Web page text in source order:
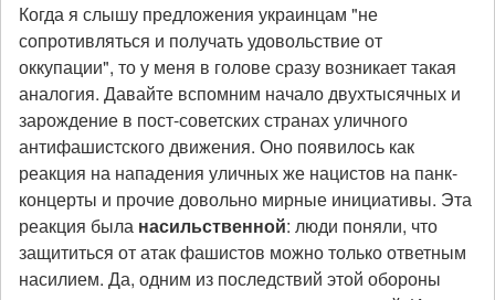
Когда я слышу предложения украинцам "не
сопротивляться и получать удовольствие от
оккупации", то у меня в голове сразу возникает такая
аналогия. Давайте вспомним начало двухтысячных и
зарождение в пост-советских странах уличного
антифашистского движения. Оно появилось как
реакция на нападения уличных же нацистов на панк-
концерты и прочие довольно мирные инициативы. Эта
реакция была насильственной: люди поняли, что
защититься от атак фашистов можно только ответным
насилием. Да, одним из последствий этой обороны